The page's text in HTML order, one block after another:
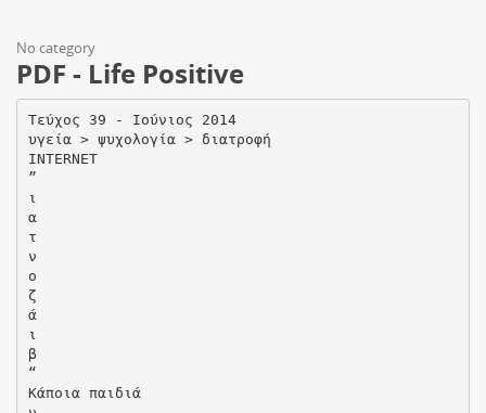
No category
PDF - Life Positive
Tεύχος 39 - Iούνιος 2014
υγεία > ψυχολογία > διατροφή
INTERNET
”
ι
α
τ
ν
ο
ζ
ά
ι
β
“
Κάποια παιδιά